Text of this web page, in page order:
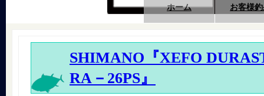
ホーム お客様
SHIMANO『XEFO
RA－26PS』